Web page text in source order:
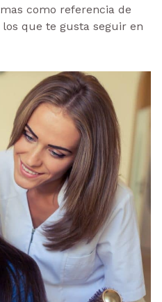
como referencia de
que te gusta seguir en